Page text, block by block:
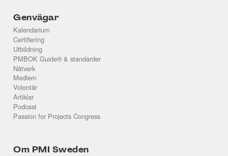
Genvägar
Kalendarium
Certifiering
Utbildning
PMBOK Guide® & standarder
Nätverk
Medlem
Volontär
Artiklar
Podcast
Passion for Projects Congress
Om PMI Sweden